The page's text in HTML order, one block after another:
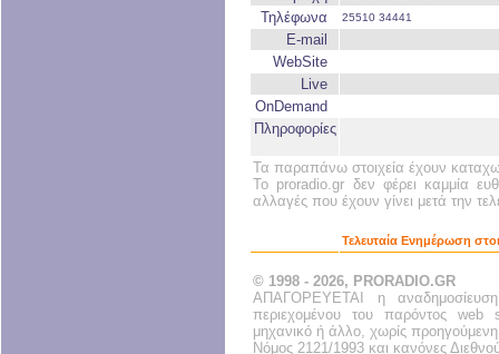
Τηλέφωνα 25510 34441
E-mail
WebSite
Live
OnDemand
Πληροφορίες
Τα παραπάνω στοιχεία έχουν
Το proradio.gr δεν φέρει καμμία
αλλαγές που έχουν γίνει μετά την
Τελευταία Ενημέρωση
© 1998 - 2026, PRORADIO.GR
ΑΠΑΓΟΡΕΥΕΤΑΙ η
περιεχομένου του παρόντος web
μηχανικό ή άλλο, χωρίς
Νόμος 2121/1993 και κανόνες